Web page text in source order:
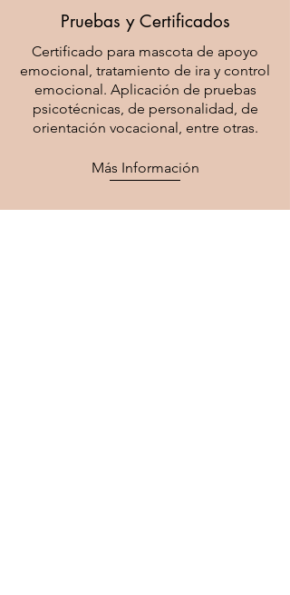
Pruebas y Certificados
Certificado para mascota de apoyo
emocional, tratamiento de ira y control
emocional. Aplicación de pruebas
psicotécnicas, de personalidad, de
orientación vocacional, entre otras.
Más Información